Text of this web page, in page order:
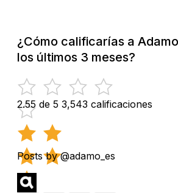
¿Cómo calificarías a
los últimos 3 meses?
2.55 de 5 3,543 calificaciones
Posts by @adamo_es